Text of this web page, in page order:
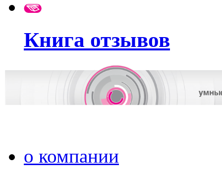
Книга отзывов
о компании